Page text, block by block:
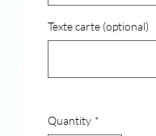
Texte carte (optional)
Quantity *